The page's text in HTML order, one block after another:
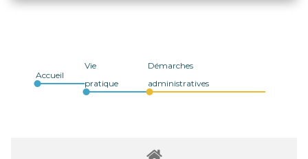
Accueil
Vie
pratique
Démarches
administratives